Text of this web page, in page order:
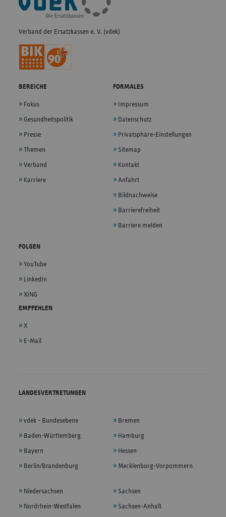
Navigation
Verband der Ersatzkassen e. V. (vdek)
BEREICHE
Fokus
Gesundheitspolitik
Presse
Themen
Verband
Karriere
FORMALES
Impressum
Datenschutz
Privatsphäre-Einstellungen
Sitemap
Kontakt
Anfahrt
Bildnachweise
Barrierefreiheit
Barriere melden
FOLGEN
YouTube
LinkedIn
XING
EMPFEHLEN
X
E-Mail
LANDESVERTRETUNGEN
vdek - Bundesebene
Baden-Württemberg
Bayern
Berlin/Brandenburg
Bremen
Hamburg
Hessen
Mecklenburg-Vorpommern
Niedersachsen
Nordrhein-Westfalen
Sachsen
Sachsen-Anhalt